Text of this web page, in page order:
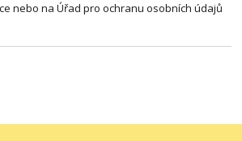
nebo na Úřad pro ochranu osobních údajů